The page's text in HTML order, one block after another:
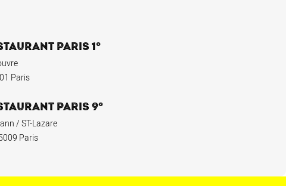
PARIS 1°
Paris
PARIS 9°
/ ST-Lazare
Paris